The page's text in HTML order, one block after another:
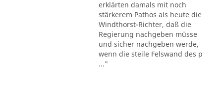
erklärten damals mit noch
stärkerem Pathos als heute die
Windthorst-Richter, daß die
Regierung nachgeben müsse
und sicher nachgeben werde,
wenn die steile Felswand des p
..."